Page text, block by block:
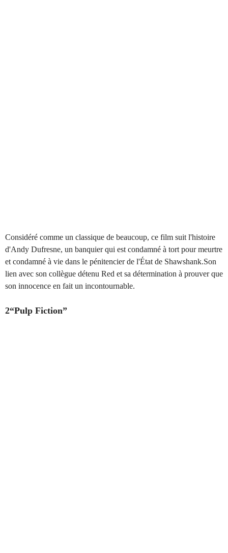
Considéré comme un classique de beaucoup, ce film suit l'histoire
d'Andy Dufresne, un banquier qui est condamné à tort pour meurtre
et condamné à vie dans le pénitencier de l'État de Shawshank.Son
lien avec son collègue détenu Red et sa détermination à prouver que
son innocence en fait un incontournable.
2“Pulp Fiction”